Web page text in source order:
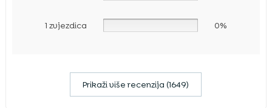
1 zvjezdica 0%
Prikaži više recenzija (1649)